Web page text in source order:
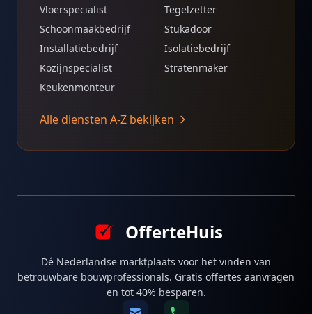
Vloerspecialist
Tegelzetter
Schoonmaakbedrijf
Stukadoor
Installatiebedrijf
Isolatiebedrijf
Kozijnspecialist
Stratenmaker
Keukenmonteur
Alle diensten A-Z bekijken
OfferteHuis
Dé Nederlandse marktplaats voor het vinden van
betrouwbare bouwprofessionals. Gratis offertes aanvragen
en tot 40% besparen.